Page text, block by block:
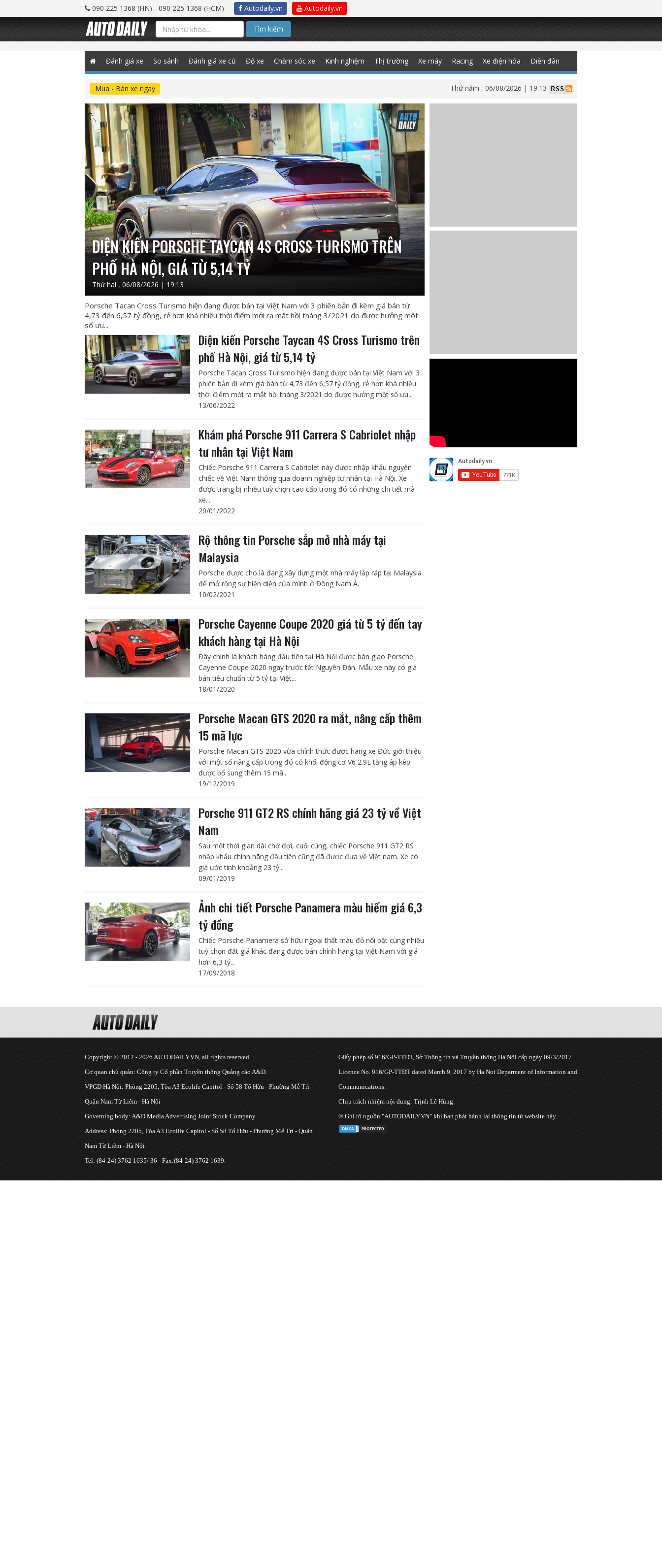
090 225 1368 (HN) - 090 225 1368 (HCM) Autodaily.vn Autodaily.vn
Tìm kiếm
Đánh giá xe So sánh Đánh giá xe cũ Độ xe Chăm sóc xe Kinh nghiệm Thị trường Xe máy Racing Xe điện hóa Diễn đàn
Mua - Bán xe ngay Thứ năm , 06/08/2026 | 19:13
DIỆN KIẾN PORSCHE TAYCAN 4S CROSS TURISMO TRÊN
PHỐ HÀ NỘI, GIÁ TỪ 5,14 TỶ
Thứ hai , 06/08/2026 | 19:13
Porsche Tacan Cross Turismo hiện đang được bán tại Việt Nam với 3 phiên bản đi kèm giá bán từ
4,73 đến 6,57 tỷ đồng, rẻ hơn khá nhiều thời điểm mới ra mắt hồi tháng 3/2021 do được hưởng một
số ưu...
Diện kiến Porsche Taycan 4S Cross Turismo trên
phố Hà Nội, giá từ 5,14 tỷ
Porsche Tacan Cross Turismo hiện đang được bán tại Việt Nam với 3
phiên bản đi kèm giá bán từ 4,73 đến 6,57 tỷ đồng, rẻ hơn khá nhiều
thời điểm mới ra mắt hồi tháng 3/2021 do được hưởng một số ưu...
13/06/2022
Khám phá Porsche 911 Carrera S Cabriolet nhập
tư nhân tại Việt Nam
Chiếc Porsche 911 Carrera S Cabriolet này được nhập khẩu nguyên
chiếc về Việt Nam thông qua doanh nghiệp tư nhân tại Hà Nội. Xe
được trang bị nhiều tuỳ chọn cao cấp trong đó có những chi tiết mà
xe...
20/01/2022
Rộ thông tin Porsche sắp mở nhà máy tại
Malaysia
Porsche được cho là đang xây dựng một nhà máy lắp ráp tại Malaysia
để mở rộng sự hiện diện của mình ở Đông Nam Á.
10/02/2021
Porsche Cayenne Coupe 2020 giá từ 5 tỷ đến tay
khách hàng tại Hà Nội
Đây chính là khách hàng đầu tiên tại Hà Nội được bàn giao Porsche
Cayenne Coupe 2020 ngay trước tết Nguyên Đán. Mẫu xe này có giá
bán tiêu chuẩn từ 5 tỷ tại Việt...
18/01/2020
Porsche Macan GTS 2020 ra mắt, nâng cấp thêm
15 mã lực
Porsche Macan GTS 2020 vừa chính thức được hãng xe Đức giới thiệu
với một số nâng cấp trong đó có khối động cơ V6 2.9L tăng áp kép
được bổ sung thêm 15 mã...
19/12/2019
Porsche 911 GT2 RS chính hãng giá 23 tỷ về Việt
Nam
Sau một thời gian dài chờ đợi, cuối cùng, chiếc Porsche 911 GT2 RS
nhập khẩu chính hãng đầu tiên cũng đã được đưa về Việt nam. Xe có
giá ước tính khoảng 23 tỷ...
09/01/2019
Ảnh chi tiết Porsche Panamera màu hiếm giá 6,3
tỷ đồng
Chiếc Porsche Panamera sở hữu ngoại thất màu đỏ nổi bật cùng nhiều
tuỳ chọn đắt giá khác đang được bán chính hãng tại Việt Nam với giá
hơn 6,3 tỷ...
17/09/2018
Copyright © 2012 - 2026 AUTODAILY.VN, all rights reserved.
Cơ quan chủ quản: Công ty Cổ phần Truyền thông Quảng cáo A&D.
VPGD Hà Nội: Phòng 2205, Tòa A3 Ecolife Capitol - Số 58 Tố Hữu - Phường Mễ Trì -
Quận Nam Từ Liêm - Hà Nội
Governing body: A&D Media Advertising Joint Stock Company
Address: Phòng 2205, Tòa A3 Ecolife Capitol - Số 58 Tố Hữu - Phường Mễ Trì - Quận
Nam Từ Liêm - Hà Nội
Tel: (84-24) 3762 1635/ 36 - Fax:(84-24) 3762 1639.
Giấy phép số 916/GP-TTĐT, Sở Thông tin và Truyền thông Hà Nội cấp ngày 09/3/2017.
Licence No. 916/GP-TTĐT dated March 9, 2017 by Ha Noi Deparment of Information and
Communications.
Chịu trách nhiệm nội dung: Trịnh Lê Hùng.
® Ghi rõ nguồn "AUTODAILY.VN" khi bạn phát hành lại thông tin từ website này.